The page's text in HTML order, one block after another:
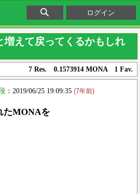
ログイン
えて戻ってくるかもしれ
7 Res. 0.1573914 MONA 1 Fav.
：2019/06/25 19:09:35 (7年前)
たMONAを